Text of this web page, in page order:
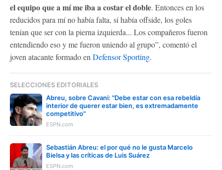
el equipo que a mí me iba a costar el doble. Entonces en los
reducidos para mí no había falta, sí había offside, los goles
tenían que ser con la pierna izquierda... Los compañeros fueron
entendiendo eso y me fueron uniendo al grupo”, comentó el
joven atacante formado en Defensor Sporting.
SELECCIONES EDITORIALES
Abreu, sobre Cavani: "Debe estar con esa rebeldía
interior de querer estar bien, es extremadamente
competitivo"
ESPN.com
Sebastián Abreu: el por qué no le gusta Marcelo
Bielsa y las críticas de Luis Suárez
ESPN.com